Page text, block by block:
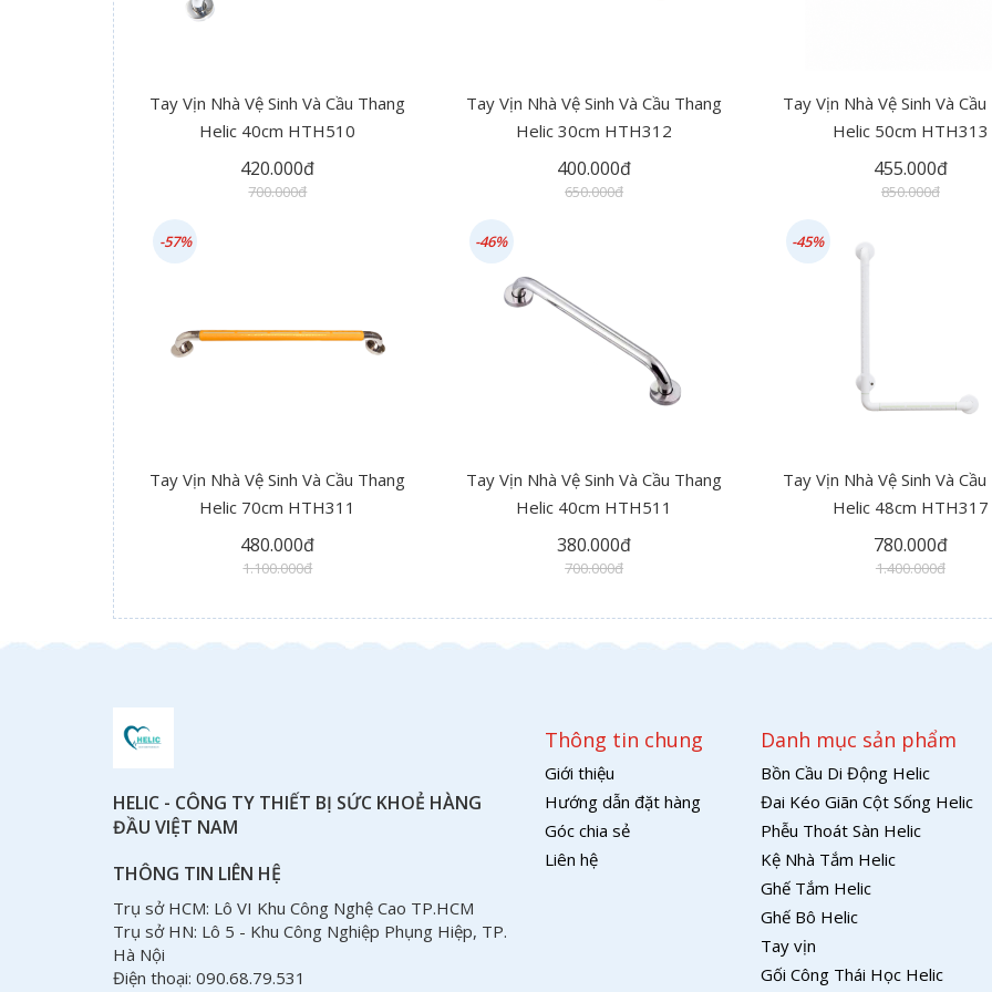
Tay Vịn Nhà Vệ Sinh Và Cầu Thang
Helic 40cm HTH510
420.000đ
700.000đ
Tay Vịn Nhà Vệ Sinh Và Cầu Thang
Helic 30cm HTH312
400.000đ
650.000đ
Tay Vịn Nhà Vệ Sinh Và
Helic 50cm HTH313
455.000đ
850.000đ
Tay Vịn Nhà Vệ Sinh Và Cầu Thang
Helic 70cm HTH311
480.000đ
1.100.000đ
-57%
Tay Vịn Nhà Vệ Sinh Và Cầu Thang
Helic 40cm HTH511
380.000đ
700.000đ
-46%
Tay Vịn Nhà Vệ Sinh Và
Helic 48cm HTH317
780.000đ
1.400.000đ
-45%
HELIC - CÔNG TY THIẾT BỊ SỨC KHOẺ HÀNG
ĐẦU VIỆT NAM
THÔNG TIN LIÊN HỆ
Trụ sở HCM: Lô VI Khu Công Nghệ Cao TP.HCM
Trụ sở HN: Lô 5 - Khu Công Nghiệp Phụng Hiệp, TP.
Hà Nội
Điện thoại: 090.68.79.531
Thông tin chung
Giới thiệu
Hướng dẫn đặt hàng
Góc chia sẻ
Liên hệ
Danh mục sản phẩm
Bồn Cầu Di Động Helic
Đai Kéo Giãn Cột Sống Helic
Phễu Thoát Sàn Helic
Kệ Nhà Tắm Helic
Ghế Tắm Helic
Ghế Bô Helic
Tay vịn
Gối Công Thái Học Helic